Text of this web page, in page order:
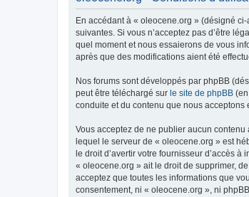
En accédant à « oleocene.org » (désigné
suivantes. Si vous n’acceptez pas d’être
quel moment et nous essaierons de vous
après que des modifications aient été
Nos forums sont développés par phpBB
peut être téléchargé sur le site de phpBB
conduite et du contenu que nous acceptons
Vous acceptez de ne publier aucun
lequel le serveur de « oleocene.org » est
le droit d’avertir votre fournisseur d’accès
« oleocene.org » ait le droit de supprimer,
acceptez que toutes les informations que
consentement, ni « oleocene.org », ni